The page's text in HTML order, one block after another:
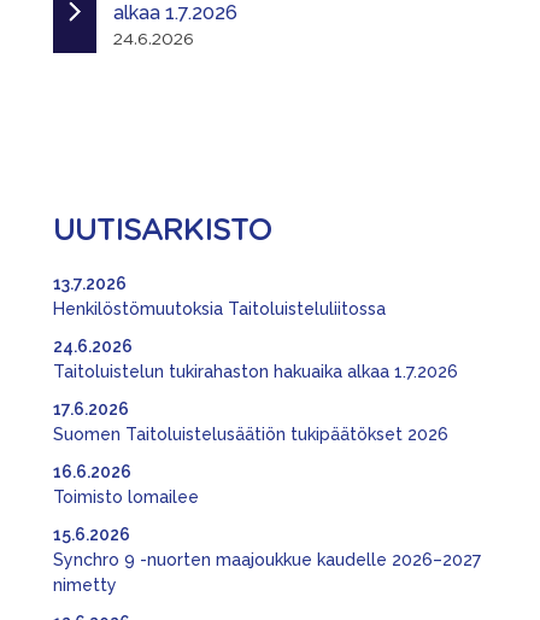
alkaa 1.7.2026
24.6.2026
UUTISARKISTO
Henkilöstömuutoksia Taitoluisteluliitossa
13.7.2026
Taitoluistelun tukirahaston hakuaika alkaa 1.7.2026
24.6.2026
Suomen Taitoluistelusäätiön tukipäätökset 2026
17.6.2026
Toimisto lomailee
16.6.2026
Synchro 9 -nuorten maajoukkue kaudelle 2026–2027
nimetty
15.6.2026